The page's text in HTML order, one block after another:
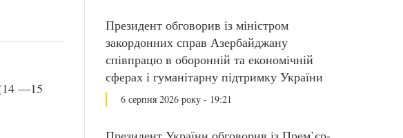
Президент обговорив із міністром
закордонних справ Азербайджану
співпрацю в оборонній та економічній
сферах і гуманітарну підтримку України
6 серпня 2026 року - 19:21
(14 —15